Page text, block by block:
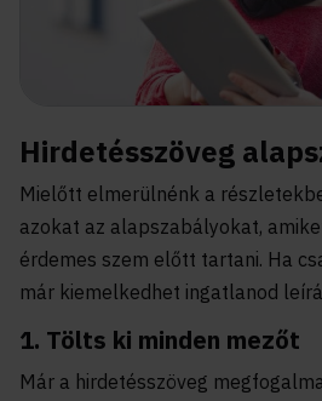
Hirdetésszöveg
Mielőtt elmerülnénk a
azokat az alapszabályokat,
érdemes szem előtt tartani. Ha
már kiemelkedhet ingatlanod
1. Tölts ki minden mezőt
Már a hirdetésszöveg